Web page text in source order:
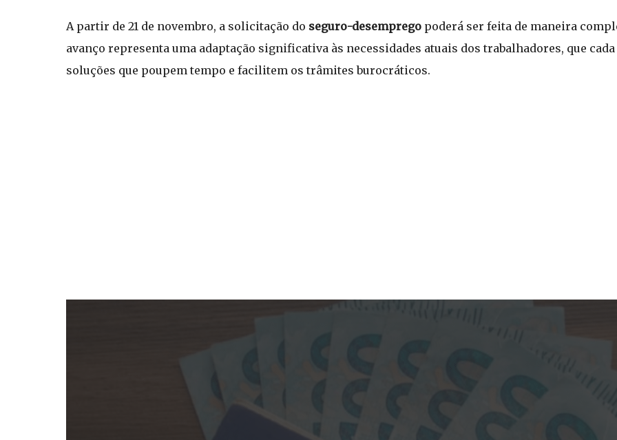
A partir de 21 de novembro, a solicitação do seguro-desemprego poderá ser feita de maneira
avanço representa uma adaptação significativa às necessidades atuais dos trabalhadores, que
soluções que poupem tempo e facilitem os trâmites burocráticos.